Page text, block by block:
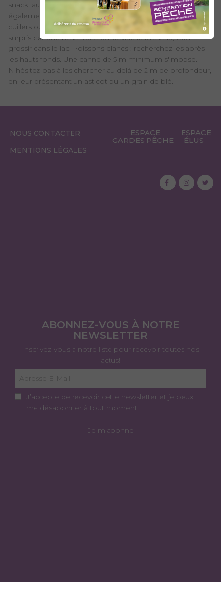
snack, au début de la zone de pêche. Vous pouvez
également rechercher la perche à l'ultra-léger avec des
cuillers ou des leurres souples. Vous pourrez d'ailleurs être
surpris par une belle truite qui dévale le ruisseau, pour
grossir dans le lac. Poissons blancs : recherchez les après
les hauts fonds. Une canne de 5 m minimum s'impose.
N'hésitez-pas à les chercher au delà de 2 m de profondeur,
en leur présentant un asticot ou un grain de blé.
NOUS CONTACTER
MENTIONS LÉGALES
ESPACE
GARDES PÊCHE
ESPACE
ÉLUS
ABONNEZ-VOUS À NOTRE
NEWSLETTER
Inscrivez-vous à notre liste pour recevoir toutes nos
actus!
J’accepte de recevoir cette newsletter et je peux
me désabonner à tout moment.
Je m'abonne